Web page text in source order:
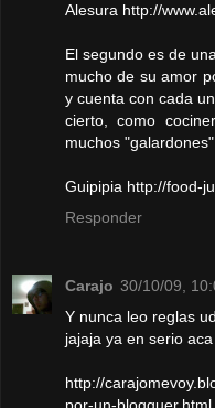
Alesura http://
El segundo es de
mucho de su amor
y cuenta con cada
cierto, como
muchos
Guipipia http://food-
Responder
Carajo 30/10/09,
Y nunca leo reglas
jajaja ya en serio
http://